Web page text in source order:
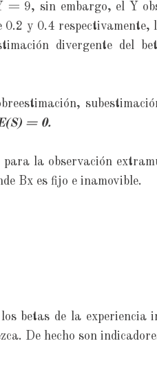
9, sin embargo, el Y
y 0.4 respectivamente,
divergente del
= 0.
la observación
Bx es fijo e inamovible.
betas de la experiencia
De hecho son